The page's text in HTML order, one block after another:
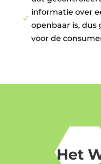
N
informatie over
openbaar is,
voor de
Het